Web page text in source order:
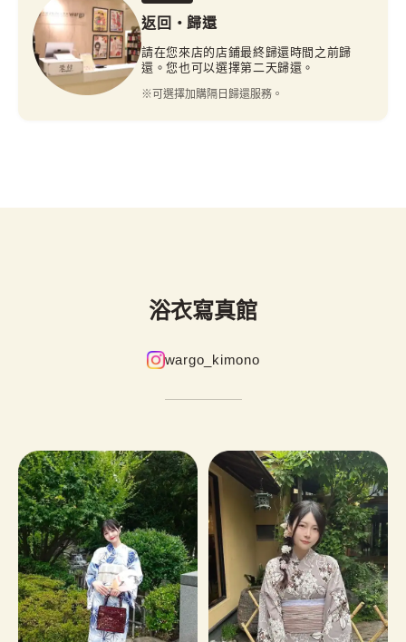
返回・歸還
請在您來店的店鋪最終歸還時間之前歸
還。您也可以選擇第二天歸還。
※可選擇加購隔日歸還服務。
浴衣寫真館
wargo_kimono